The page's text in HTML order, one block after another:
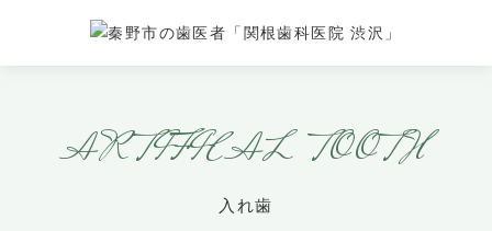
ARTIFICAL TOOTH
入れ歯